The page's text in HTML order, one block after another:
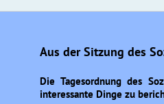
Aus der Sitzung des
Die Tagesordnung des
interessante Dinge zu